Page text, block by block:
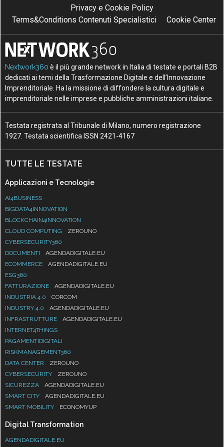
Privacy e Cookie Policy
Terms&Conditions Contenuti Specialistici
Cookie Center
Nextwork360 è il più grande network in Italia di testate e portali B2B
dedicati ai temi della Trasformazione Digitale e dell’Innovazione
Imprenditoriale. Ha la missione di diffondere la cultura digitale e
imprenditoriale nelle imprese e pubbliche amministrazioni italiane.
Testata registrata al Tribunale di Milano, numero registrazione
1927. Testata scientifica ISSN 2421-4167
TUTTE LE TESTATE
Applicazioni e Tecnologie
AI4BUSINESS
BIGDATA4INNOVATION
BLOCKCHAIN4INNOVATION
CLOUD COMPUTING
ZEROUNO
CYBERSECURITY360
DOCUMENTI
AGENDADIGITALE.EU
ECOMMERCE
AGENDADIGITALE.EU
ESG360
FATTURAZIONE
AGENDADIGITALE.EU
INDUSTRIA 4.0
CORCOM
INDUSTRY 4.0
AGENDADIGITALE.EU
INFRASTRUTTURE
AGENDADIGITALE.EU
INTERNET4THINGS
PAGAMENTIDIGITALI
RISKMANAGEMENT360
DATA CENTER
ZEROUNO
CYBERSECURITY
ZEROUNO
SICUREZZA
AGENDADIGITALE.EU
SMART CITY
AGENDADIGITALE.EU
SMART MOBILITY
ECONOMYUP
Digital Transformation
AGENDADIGITALE.EU